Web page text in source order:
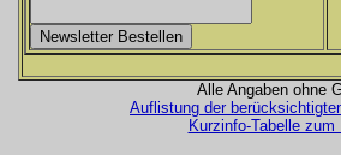
Alle Angaben ohne
Auflistung der
Kurzinfo-Tabelle zum